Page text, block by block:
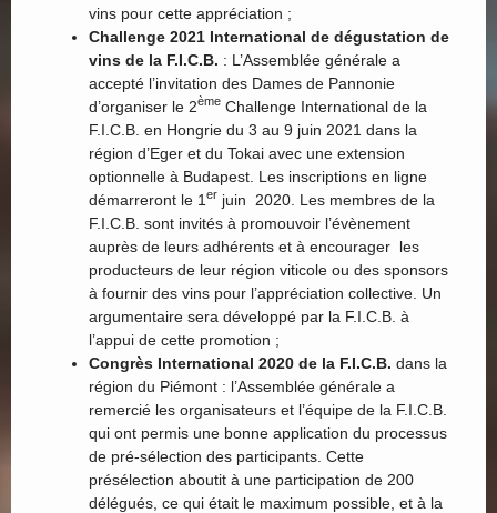
vins pour cette appréciation ;
Challenge 2021 International de dégustation de
vins de la F.I.C.B. : L’Assemblée générale a
accepté l’invitation des Dames de Pannonie
d’organiser le 2ème Challenge International de la
F.I.C.B. en Hongrie du 3 au 9 juin 2021 dans la
région d’Eger et du Tokai avec une extension
optionnelle à Budapest. Les inscriptions en ligne
démarreront le 1 er juin 2020. Les membres de la
F.I.C.B. sont invités à promouvoir l’évènement
auprès de leurs adhérents et à encourager les
producteurs de leur région viticole ou des sponsors
à fournir des vins pour l’appréciation collective. Un
argumentaire sera développé par la F.I.C.B. à
l’appui de cette promotion ;
Congrès International 2020 de la F.I.C.B. dans la
région du Piémont : l’Assemblée générale a
remercié les organisateurs et l’équipe de la F.I.C.B.
qui ont permis une bonne application du processus
de pré-sélection des participants. Cette
présélection aboutit à une participation de 200
délégués, ce qui était le maximum possible, et à la